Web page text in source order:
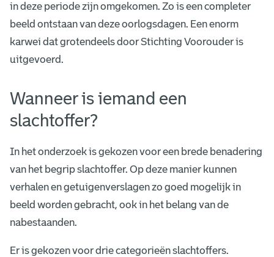
in deze periode zijn omgekomen. Zo is een completer
beeld ontstaan van deze oorlogsdagen. Een enorm
karwei dat grotendeels door Stichting Voorouder is
uitgevoerd.
Wanneer is iemand een
slachtoffer?
In het onderzoek is gekozen voor een brede benadering
van het begrip slachtoffer. Op deze manier kunnen
verhalen en getuigenverslagen zo goed mogelijk in
beeld worden gebracht, ook in het belang van de
nabestaanden.
Er is gekozen voor drie categorieën slachtoffers.